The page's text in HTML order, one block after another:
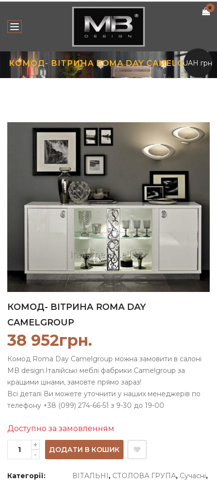
0
КОМОД- ВІТРИНА ROMA DAY CAMELGROUP
КОМОД- ВІТРИНА ROMA DAY
CAMELGROUP
38 952грн.
Комод Roma Day Camelgroup можна замовити в салоні
MB design.Італійські меблі фабрики Camelgroup за
кращими цінами, замовте прямо зараз!
Всі деталі Ви можете уточнити у наших менеджерів по
телефону +38 (099) 274-66-51 з 9-30 до 19-00
Доступно за замовленням
ДОДАТИ В КОШИК
Категорії: ВІТАЛЬНІ, СТОЛОВА ГРУПА, Сучасні,
UAH грн.